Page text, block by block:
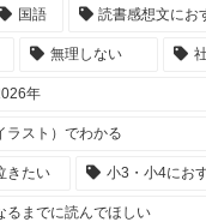
国語 読書感想文にお
無理しない
年
ラスト）でわかる
きたい 小3・小4にお
るまでに読んでほしい